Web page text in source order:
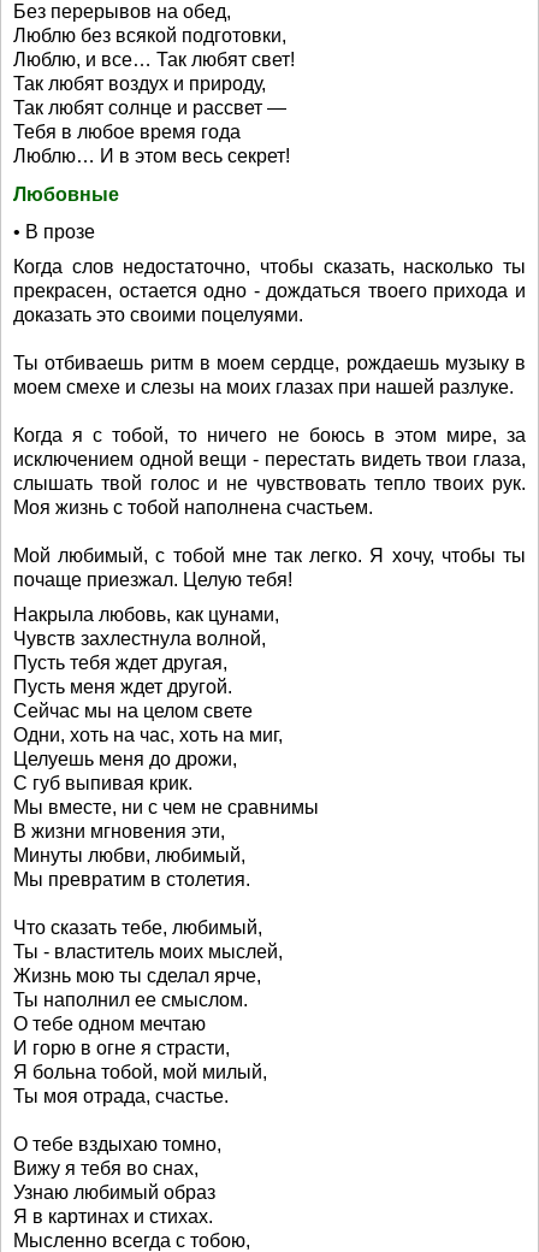
Без перерывов на обед,
Люблю без всякой подготовки,
Люблю, и все… Так любят свет!
Так любят воздух и природу,
Так любят солнце и рассвет —
Тебя в любое время года
Люблю… И в этом весь секрет!
Любовные
• В прозе
Когда слов недостаточно, чтобы сказать, насколько ты
прекрасен, остается одно - дождаться твоего прихода и
доказать это своими поцелуями.
Ты отбиваешь ритм в моем сердце, рождаешь музыку в
моем смехе и слезы на моих глазах при нашей разлуке.
Когда я с тобой, то ничего не боюсь в этом мире, за
исключением одной вещи - перестать видеть твои глаза,
слышать твой голос и не чувствовать тепло твоих рук.
Моя жизнь с тобой наполнена счастьем.
Мой любимый, с тобой мне так легко. Я хочу, чтобы ты
почаще приезжал. Целую тебя!
Накрыла любовь, как цунами,
Чувств захлестнула волной,
Пусть тебя ждет другая,
Пусть меня ждет другой.
Сейчас мы на целом свете
Одни, хоть на час, хоть на миг,
Целуешь меня до дрожи,
С губ выпивая крик.
Мы вместе, ни с чем не сравнимы
В жизни мгновения эти,
Минуты любви, любимый,
Мы превратим в столетия.
Что сказать тебе, любимый,
Ты - властитель моих мыслей,
Жизнь мою ты сделал ярче,
Ты наполнил ее смыслом.
О тебе одном мечтаю
И горю в огне я страсти,
Я больна тобой, мой милый,
Ты моя отрада, счастье.
О тебе вздыхаю томно,
Вижу я тебя во снах,
Узнаю любимый образ
Я в картинах и стихах.
Мысленно всегда с тобою,